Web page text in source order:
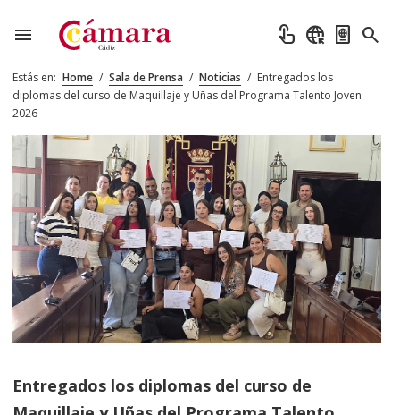
menu touch_app captive_portal passport search
Estás en: Home / Sala de Prensa / Noticias / Entregados los
diplomas del curso de Maquillaje y Uñas del Programa Talento Joven
2026
Entregados los diplomas del curso de